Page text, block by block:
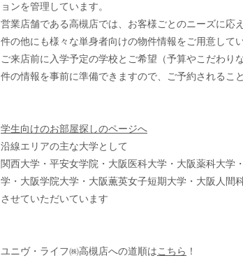
ョンを管理しています。
営業店舗である高槻店では、お客様ごとのニーズに応
件の他にも様々な単身者向けの物件情報をご用意してい
ご来店前に入学予定の学校とご希望（予算やこだわり
件の情報を事前に準備できますので、ご予約されるこ
学生向けのお部屋探しのページへ
沿線エリアの主な大学として
関西大学・平安女学院・大阪医科大学・大阪薬科大学
学・大阪学院大学・大阪薫英女子短期大学・大阪人間
させていただいています
ユニヴ・ライフ㈱高槻店への道順はこちら ！